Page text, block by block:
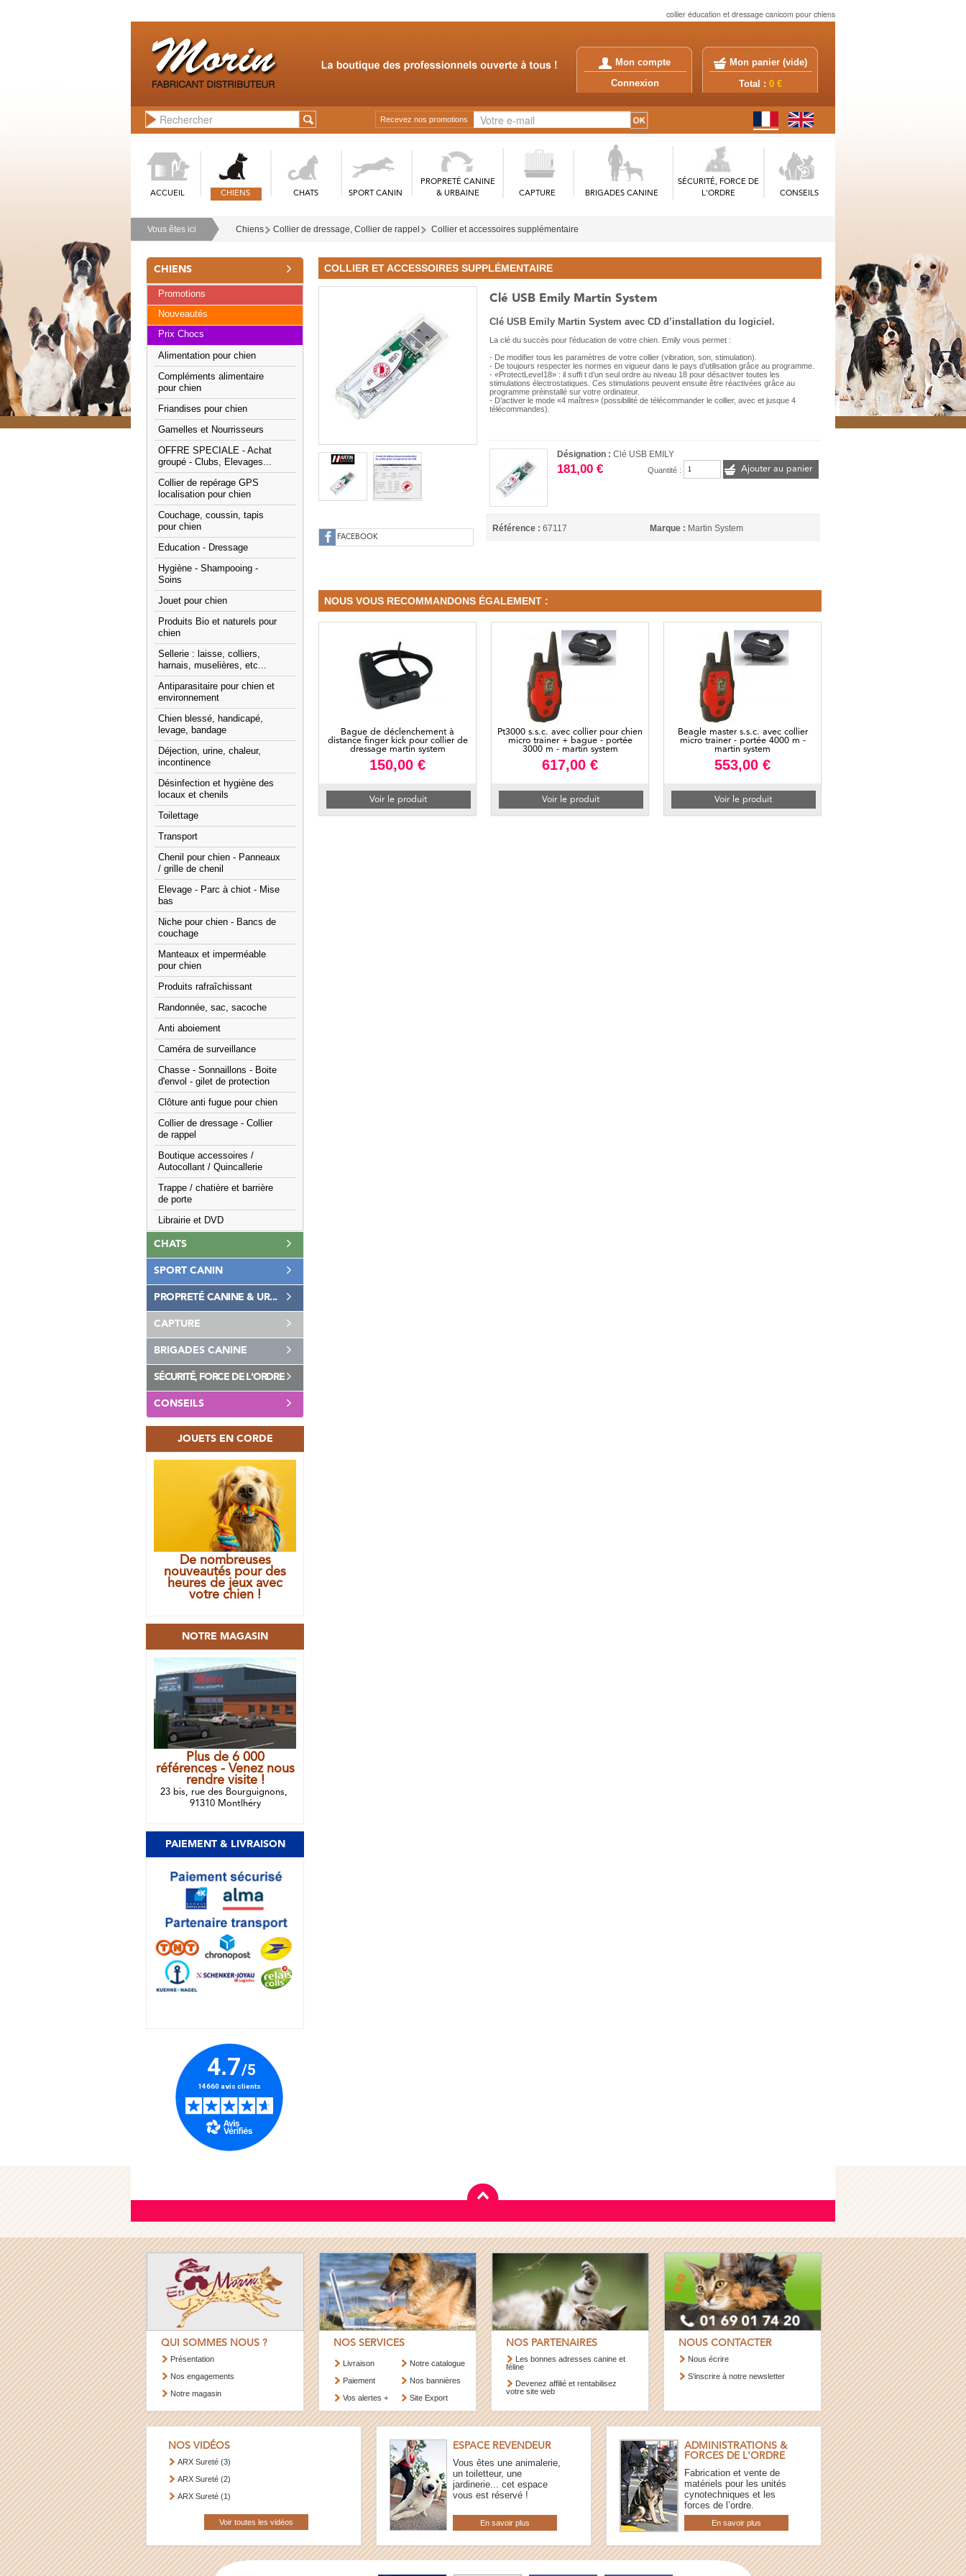
collier éducation et dressage canicom pour chiens
Mon compte
Connexion
Mon panier (vide)
Total : 0 €
Recevez nos promotions
ACCUEIL CHIENS CHATS SPORT CANIN
PROPRETÉ CANINE
& URBAINE
CAPTURE BRIGADES CANINE
SÉCURITÉ, FORCE DE
L'ORDRE
CONSEILS
Vous êtes ici Chiens Collier de dressage, Collier de rappel Collier et accessoires supplémentaire
CHIENS
Promotions
Nouveautés
Prix Chocs
Alimentation pour chien
Compléments alimentaire
pour chien
Friandises pour chien
Gamelles et Nourrisseurs
OFFRE SPECIALE - Achat
groupé - Clubs, Elevages...
Collier de repérage GPS
localisation pour chien
Couchage, coussin, tapis
pour chien
Education - Dressage
Hygiène - Shampooing -
Soins
Jouet pour chien
Produits Bio et naturels pour
chien
Sellerie : laisse, colliers,
harnais, muselières, etc...
Antiparasitaire pour chien et
environnement
Chien blessé, handicapé,
levage, bandage
Déjection, urine, chaleur,
incontinence
Désinfection et hygiène des
locaux et chenils
Toilettage
Transport
Chenil pour chien - Panneaux
/ grille de chenil
Elevage - Parc à chiot - Mise
bas
Niche pour chien - Bancs de
couchage
Manteaux et imperméable
pour chien
Produits rafraîchissant
Randonnée, sac, sacoche
Anti aboiement
Caméra de surveillance
Chasse - Sonnaillons - Boite
d'envol - gilet de protection
Clôture anti fugue pour chien
Collier de dressage - Collier
de rappel
Boutique accessoires /
Autocollant / Quincallerie
Trappe / chatière et barrière
de porte
Librairie et DVD
CHATS
SPORT CANIN
PROPRETÉ CANINE & UR...
CAPTURE
BRIGADES CANINE
SÉCURITÉ, FORCE DE L'ORDRE
CONSEILS
JOUETS EN CORDE
De nombreuses
nouveautés pour des
heures de jeux avec
votre chien !
NOTRE MAGASIN
Plus de 6 000
références - Venez nous
rendre visite !
23 bis, rue des Bourguignons,
91310 Montlhéry
PAIEMENT & LIVRAISON
COLLIER ET ACCESSOIRES SUPPLÉMENTAIRE
FACEBOOK
Clé USB Emily Martin System
Clé USB Emily Martin System avec CD d’installation du logiciel.
La clé du succès pour l’éducation de votre chien. Emily vous permet :
- De modifier tous les paramètres de votre collier (vibration, son, stimulation).
- De toujours respecter les normes en vigueur dans le pays d’utilisation grâce au programme.
- «ProtectLeveI18» : il suffi t d’un seul ordre au niveau 18 pour désactiver toutes les
stimulations électrostatiques. Ces stimulations peuvent ensuite être réactivées grâce au
programme préinstallé sur votre ordinateur.
- D’activer le mode «4 maîtres» (possibilité de télécommander le collier, avec et jusque 4
télécommandes).
Désignation :Clé USB EMILY
181,00 € Quantité : Ajouter au panier
Référence : 67117 Marque : Martin System
NOUS VOUS RECOMMANDONS ÉGALEMENT :
Bague de déclenchement à
distance finger kick pour collier de
dressage martin system
150,00 €
Voir le produit
Pt3000 s.s.c. avec collier pour chien
micro trainer + bague - portée
3000 m - martin system
617,00 €
Voir le produit
Beagle master s.s.c. avec collier
micro trainer - portée 4000 m -
martin system
553,00 €
Voir le produit
QUI SOMMES NOUS ?
Présentation
Nos engagements
Notre magasin
NOS SERVICES
Livraison
Paiement
Vos alertes +
Notre catalogue
Nos bannières
Site Export
NOS PARTENAIRES
Les bonnes adresses canine et
féline
Devenez affilié et rentabilisez
votre site web
NOUS CONTACTER
Nous écrire
S’inscrire à notre newsletter
NOS VIDÉOS
ARX Sureté (3)
ARX Sureté (2)
ARX Sureté (1)
Voir toutes les vidéos
ESPACE REVENDEUR
Vous êtes une animalerie,
un toiletteur, une
jardinerie... cet espace
vous est réservé !
En savoir plus
ADMINISTRATIONS &
FORCES DE L'ORDRE
Fabrication et vente de
matériels pour les unités
cynotechniques et les
forces de l’ordre.
En savoir plus